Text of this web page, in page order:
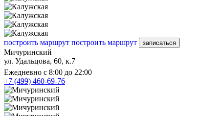
построить маршрут построить маршрут записаться
Мичуринский
ул. Удальцова, 60, к.7
Ежедневно с 8:00 до 22:00
+7 (499) 460-69-76